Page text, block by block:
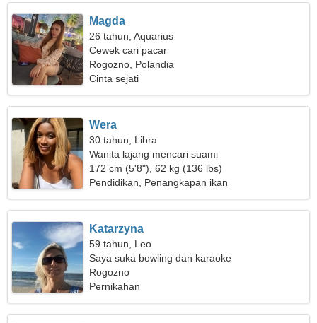
Magda
26 tahun, Aquarius
Cewek cari pacar
Rogozno, Polandia
Cinta sejati
Wera
30 tahun, Libra
Wanita lajang mencari suami
172 cm (5'8"), 62 kg (136 lbs)
Pendidikan, Penangkapan ikan
Katarzyna
59 tahun, Leo
Saya suka bowling dan karaoke
Rogozno
Pernikahan